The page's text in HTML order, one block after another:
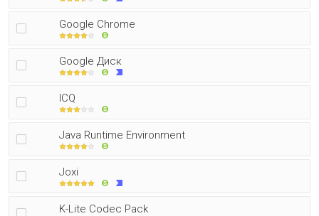
Google Chrome
Google Диск
ICQ
Java Runtime Environment
Joxi
K-Lite Codec Pack